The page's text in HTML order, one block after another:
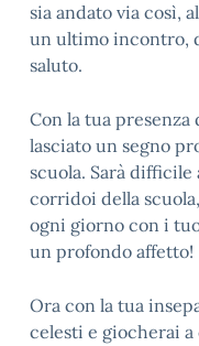
sia andato via così,
un ultimo incontro,
saluto.
Con la tua
lasciato un segno
scuola. Sarà difficile
corridoi della
ogni giorno con i
un profondo affetto!
Ora con la tua
celesti e giocherai